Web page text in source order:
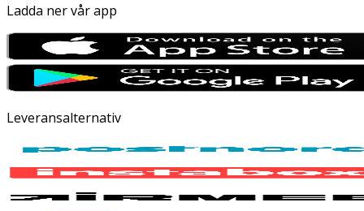
Ladda ner vår app
Leveransalternativ